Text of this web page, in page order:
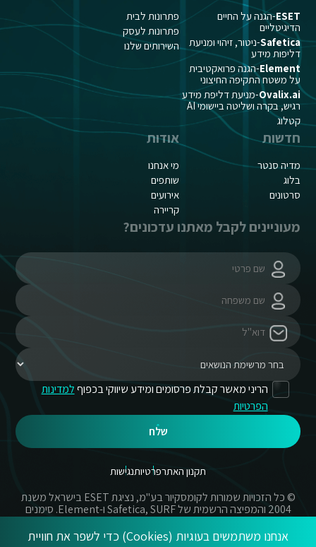
אנחנו משתמשים בעוגיות (Cookies) כדי לשפר את חוויית
ESET-הגנה על החיים
הדיגיטליים
Safetica-ניטור, זיהוי ומניעת
דליפות מידע
Element-הגנה פרואקטיבית
על משטח התקיפה החיצוני
Ovalix.ai-מניעת דליפת מידע
רגיש, בקרה ושליטה ביישומי AI
קטלוג
פתרונות לבית
פתרונות לעסק
השירותים שלנו
חדשות
מדיה סנטר
בלוג
סרטונים
אודות
מי אנחנו
שותפים
אירועים
קריירה
מעוניינים לקבל מאתנו עדכונים?
הריני מאשר קבלת פרסומים ומידע שיווקי בכפוףלמדינות
הפרטיות
שלח
תקנון האתרפרטיותנגישות
© כל הזכויות שמורות לקומסקיור בע"מ, נציגת ESET בישראל משנת
2004 והמפיצה הרשמית של Safetica, SURF ו-Element. סימנים
מסחריים אשר בשימוש באתר זה הינם סימנים מסחריים או מותגים
רשומים של החברות הרשומות.